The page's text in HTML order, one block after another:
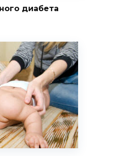
диабета